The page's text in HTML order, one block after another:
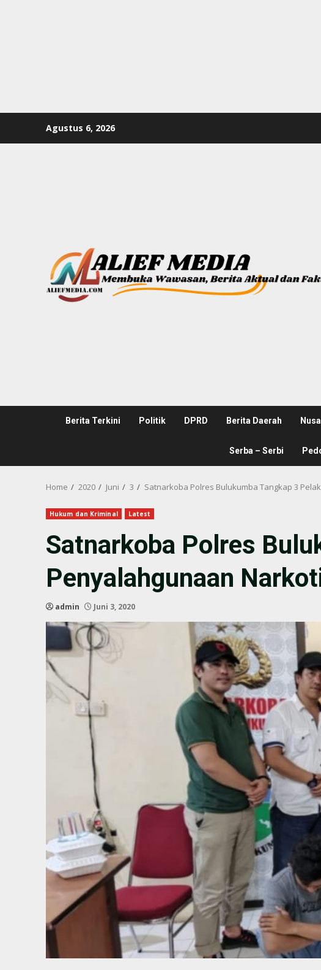
Agustus 6, 2026
Berita Terkini Politik DPRD Berita Daerah
Serba – Serbi
Home 2020 Juni 3 Satnarkoba Polres Bulukumba Tangkap 3
Hukum dan Kriminal Latest
Satnarkoba Polres
Penyalahgunaan
admin Juni 3, 2020